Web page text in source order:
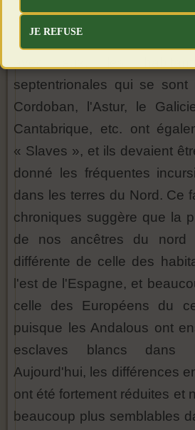
le service, l'administration
septentrionales qui se sont
Cordoban, l'Astur, le
Cantabrique, etc. ont
« Slaves », et ils devaient
donné les fréquentes
dans les terres du Nord. Ce
chroniques suggère que la
de nos ancêtres du nord
différente de celle des
l'est de l'Espagne, et
celle des Européens du
puisque les Andalous ont
esclaves blancs dans
Aujourd'hui, les différences
ont été fortement réduites et
beaucoup plus semblables
JE REFUSE